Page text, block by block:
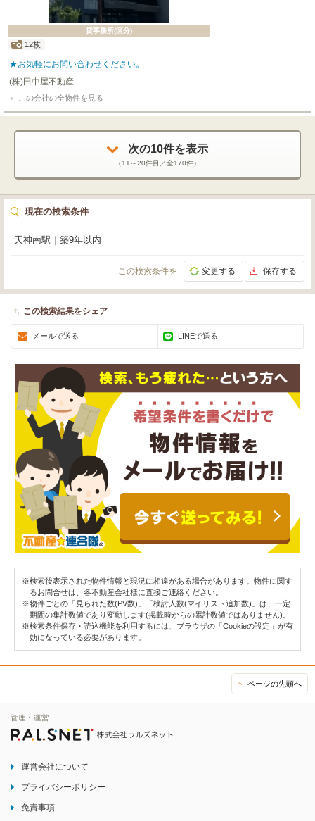
貸事務所(区分)
12枚
★お気軽にお問い合わせください。
(株)田中屋不動産
この会社の全物件を見る
次の10件を表示
（11～20件目／全170件）
現在の検索条件
天神南駅 築9年以内
この検索条件を 変更する 保存する
この検索結果をシェア
メールで送る LINEで送る
※検索後表示された物件情報と現況に相違がある場合があります。物件に関す
るお問合せは、各不動産会社様に直接ご連絡ください。
※物件ごとの「見られた数(PV数)」「検討人数(マイリスト追加数)」は、一定
期間の集計数値であり変動します(掲載時からの累計数値ではありません)。
※検索条件保存・読込機能を利用するには、ブラウザの「Cookieの設定」が有
効になっている必要があります。
ページの先頭へ
運営会社について
プライバシーポリシー
免責事項